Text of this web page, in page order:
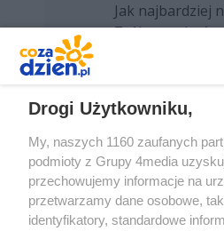
Jak najbardziej
Zróbmy w
nie będzie
urywać przy
. 18.05.2026 19:39
Drogi Użytkowniku,
My, naszych 1160 zaufanych
podmioty z Grupy 4media
przechowujemy informacje na
przetwarzamy dane osobowe,
identyfikatory, standardowe